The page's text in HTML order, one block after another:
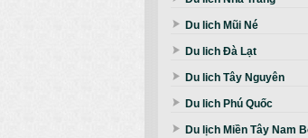
Du lich Mũi Né
Du lich Đà Lạt
Du lich Tây Nguyên
Du lich Phú Quốc
Du lịch Miền Tây Nam